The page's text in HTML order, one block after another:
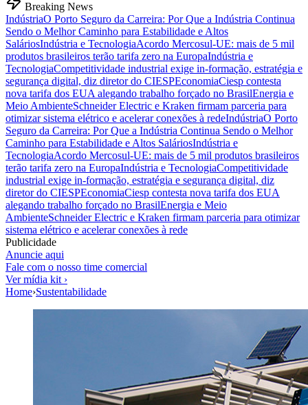
Breaking News
IndústriaO Porto Seguro da Carreira: Por Que a Indústria Continua
Sendo o Melhor Caminho para Estabilidade e Altos
SaláriosIndústria e TecnologiaAcordo Mercosul-UE: mais de 5 mil
produtos brasileiros terão tarifa zero na EuropaIndústria e
TecnologiaCompetitividade industrial exige in-formação, estratégia e
segurança digital, diz diretor do CIESPEconomiaCiesp contesta
nova tarifa dos EUA alegando trabalho forçado no BrasilEnergia e
Meio AmbienteSchneider Electric e Kraken firmam parceria para
otimizar sistema elétrico e acelerar conexões à redeIndústriaO Porto
Seguro da Carreira: Por Que a Indústria Continua Sendo o Melhor
Caminho para Estabilidade e Altos SaláriosIndústria e
TecnologiaAcordo Mercosul-UE: mais de 5 mil produtos brasileiros
terão tarifa zero na EuropaIndústria e TecnologiaCompetitividade
industrial exige in-formação, estratégia e segurança digital, diz
diretor do CIESPEconomiaCiesp contesta nova tarifa dos EUA
alegando trabalho forçado no BrasilEnergia e Meio
AmbienteSchneider Electric e Kraken firmam parceria para otimizar
sistema elétrico e acelerar conexões à rede
Publicidade
Anuncie aqui
Fale com o nosso time comercial
Ver mídia kit ›
Home›Sustentabilidade